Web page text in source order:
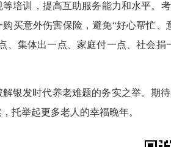
培训，提高互助服务能力和水平。
买意外伤害保险，避免“好心帮忙
、集体出一点、家庭付一点、社会
银发时代养老难题的务实之举。期
托举起更多老人的幸福晚年。